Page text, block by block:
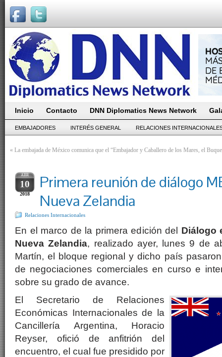
Inicio Contacto DNN Diplomatics News Network
EMBAJADORES INTERÉS GENERAL RELACIONES
« La embajada de México comunica que el “Embajador y Caballero de los Mares, el
ABR
10
2018
Primera reunión de diálogo
Nueva Zelandia
Relaciones Internacionales
En el marco de la primera edición del Diálogo
Nueva Zelandia, realizado ayer, lunes 9 de
Martín, el bloque regional y dicho país
de negociaciones comerciales en curso e
sobre su grado de avance.
El Secretario de Relaciones
Económicas Internacionales de la
Cancillería Argentina, Horacio
Reyser, ofició de anfitrión del
encuentro, el cual fue presidido por